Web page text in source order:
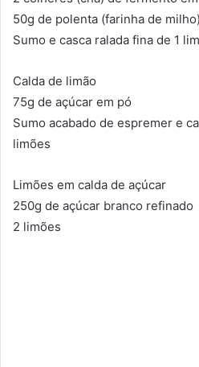
50g de polenta (farinha de milho)
Sumo e casca ralada fina de 1
Calda de limão
75g de açúcar em pó
Sumo acabado de espremer e
limões
Limões em calda de açúcar
250g de açúcar branco refinado
2 limões